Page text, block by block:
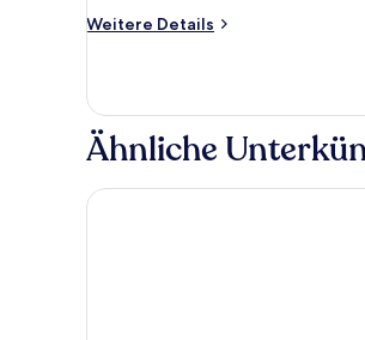
City
Weitere Details
Weitere
Room
City
View
Ähnliche
Leonardo Hotel Vienna